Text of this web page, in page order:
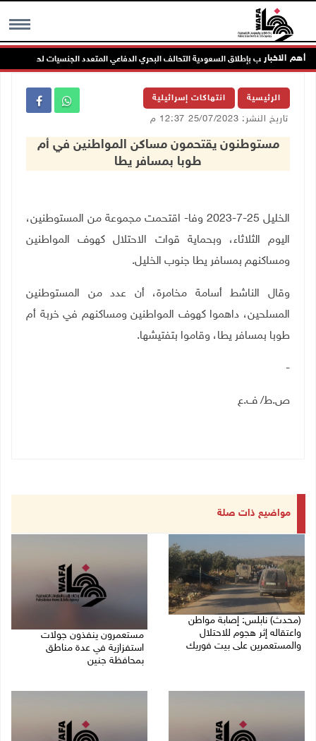
MENU أهم الاخبار
الرئاسة ترحب بإطلاق السعودية التحالف البحري الدفاعي المتعدد الجنسيات لحماية حرية
الرئيسية انتهاكات إسرائيلية
تاريخ النشر: 25/07/2023 12:37 م
مستوطنون يقتحمون مساكن المواطنين في أم
طوبا بمسافر يطا
الخليل 25-7-2023 وفا- اقتحمت مجموعة من المستوطنين،
اليوم الثلاثاء، وبحماية قوات الاحتلال كهوف المواطنين
ومساكنهم بمسافر يطا جنوب الخليل.
وقال الناشط أسامة مخامرة، أن عدد من المستوطنين
المسلحين، داهموا كهوف المواطنين ومساكنهم في خربة أم
طوبا بمسافر يطا، وقاموا بتفتيشها.
-
ص.ط/ ف.ع
مواضيع ذات صلة
(محدث) نابلس: إصابة مواطن
واعتقاله إثر هجوم للاحتلال
والمستعمرين على بيت فوريك
مستعمرون ينفذون جولات
استفزازية في عدة مناطق
بمحافظة جنين